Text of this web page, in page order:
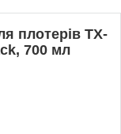
плотерів TX-
700 мл